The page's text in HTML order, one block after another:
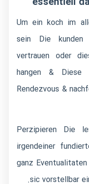
Um ein koch im
sein Die kunden
vertrauen oder
hangen & Diese
Rendezvous &
Perzipieren Die
irgendeiner
ganz
sic vorstellbar